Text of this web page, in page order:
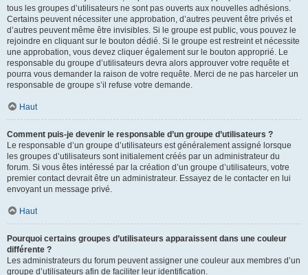
tous les groupes d’utilisateurs ne sont pas ouverts aux nouvelles adhésions.
Certains peuvent nécessiter une approbation, d’autres peuvent être privés et
d’autres peuvent même être invisibles. Si le groupe est public, vous pouvez le
rejoindre en cliquant sur le bouton dédié. Si le groupe est restreint et nécessite
une approbation, vous devez cliquer également sur le bouton approprié. Le
responsable du groupe d’utilisateurs devra alors approuver votre requête et
pourra vous demander la raison de votre requête. Merci de ne pas harceler un
responsable de groupe s’il refuse votre demande.
Haut
Comment puis-je devenir le responsable d’un groupe d’utilisateurs ?
Le responsable d’un groupe d’utilisateurs est généralement assigné lorsque
les groupes d’utilisateurs sont initialement créés par un administrateur du
forum. Si vous êtes intéressé par la création d’un groupe d’utilisateurs, votre
premier contact devrait être un administrateur. Essayez de le contacter en lui
envoyant un message privé.
Haut
Pourquoi certains groupes d’utilisateurs apparaissent dans une couleur
différente ?
Les administrateurs du forum peuvent assigner une couleur aux membres d’un
groupe d’utilisateurs afin de faciliter leur identification.